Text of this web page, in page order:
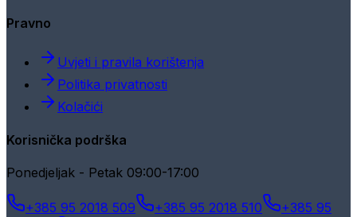
Pravno
Uvjeti i pravila korištenja
Politika privatnosti
Kolačići
Korisnička podrška
Ponedjeljak - Petak 09:00-17:00
+385 95 2018 509 +385 95 2018 510
+385 95